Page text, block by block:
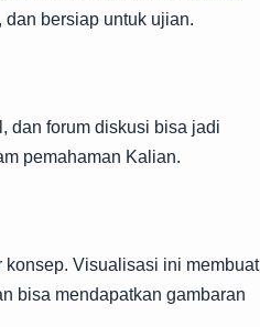
bersiap untuk ujian.
dan forum diskusi bisa jadi
pemahaman Kalian.
konsep. Visualisasi ini membuat
bisa mendapatkan gambaran